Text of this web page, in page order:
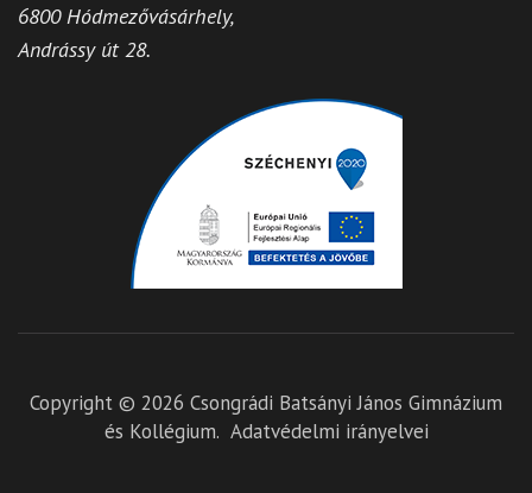
6800 Hódmezővásárhely,
Andrássy út 28.
Copyright © 2026 Csongrádi Batsányi János Gimnázium
és Kollégium. Adatvédelmi irányelvei